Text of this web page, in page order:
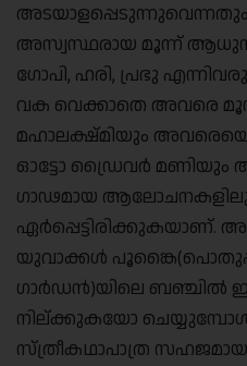
അസ്വസ്ഥരായ മൂന്ന്
ഗോപി, ഹരി, പ്രഭു
വക വെക്കാതെ അവരെ
മഹാലക്ഷ്മിയും
ഓട്ടോ ഡ്രൈവര്‍ മണിയും
ഗാഢമായ
യുവാക്കള്‍
ഗാര്‍ഡന്‍)യിലെ ബഞ്ചില്‍
നില്ക്കുകയോ
സ്ത്രീകഥാപാത്ര